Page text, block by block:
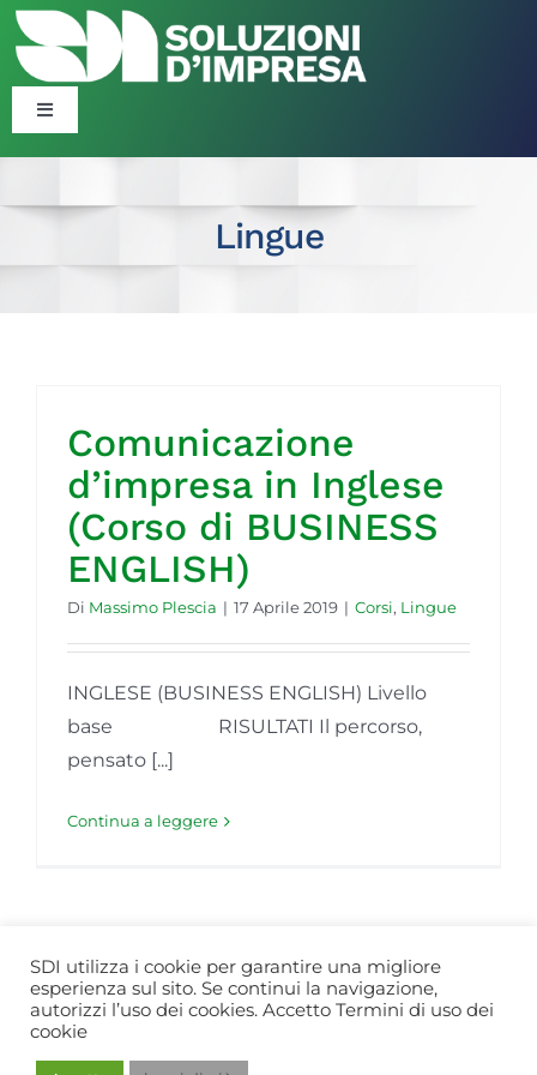
Salta
contenuto
Toggle
Politiche Attive
Contatti
Società Trasparente
Lingue
Comunicazione
d’impresa in Inglese
(Corso di BUSINESS
ENGLISH)
Di Massimo Plescia | 17 Aprile 2019 | Corsi, Lingue
INGLESE (BUSINESS ENGLISH) Livello
base RISULTATI Il percorso,
pensato [...]
Continua a leggere
Copyright 1991 - 2023 | Soluzioni d'Impresa SRL.Privacy -
SDI utilizza i cookie per garantire una migliore
esperienza sul sito. Se continui la navigazione,
autorizzi l’uso dei cookies. Accetto Termini di uso dei
cookie